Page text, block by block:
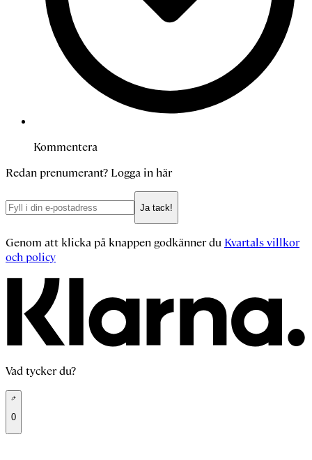
Kommentera
Redan prenumerant? Logga in här
Ja tack!
Genom att klicka på knappen godkänner du Kvartals villkor
och policy
Vad tycker du?
0